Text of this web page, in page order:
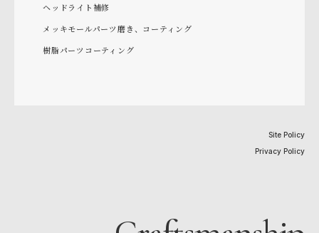
ヘッドライト補修
メッキモールパーツ磨き、コーティング
樹脂パーツコーティング
Site Policy
Privacy Policy